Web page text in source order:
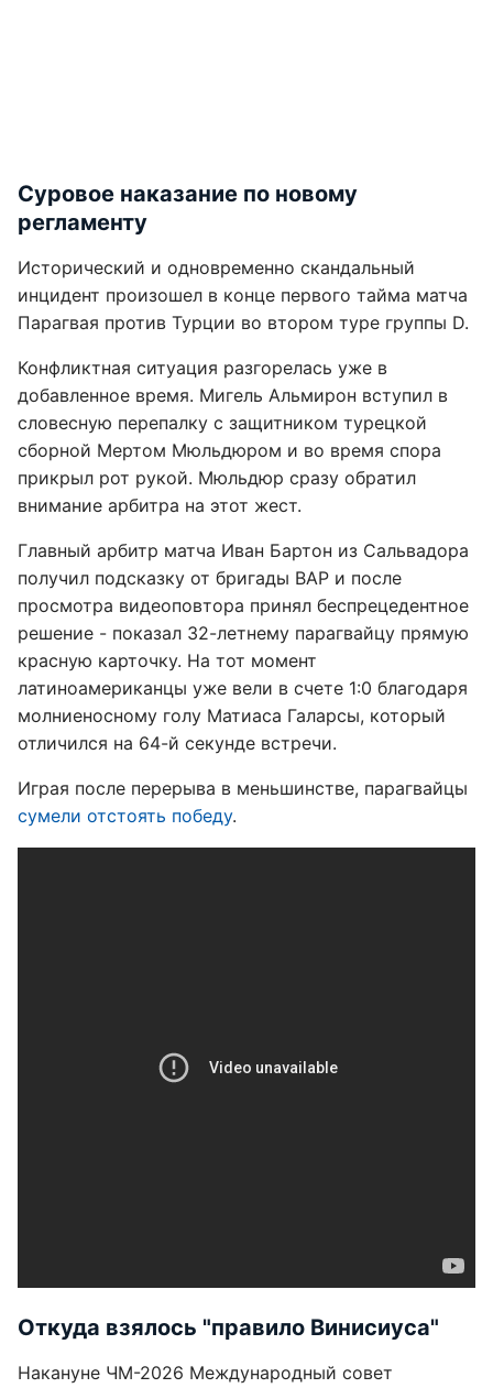
Суровое наказание по новому
регламенту
Исторический и одновременно скандальный
инцидент произошел в конце первого тайма матча
Парагвая против Турции во втором туре группы D.
Конфликтная ситуация разгорелась уже в
добавленное время. Мигель Альмирон вступил в
словесную перепалку с защитником турецкой
сборной Мертом Мюльдюром и во время спора
прикрыл рот рукой. Мюльдюр сразу обратил
внимание арбитра на этот жест.
Главный арбитр матча Иван Бартон из Сальвадора
получил подсказку от бригады ВАР и после
просмотра видеоповтора принял беспрецедентное
решение - показал 32-летнему парагвайцу прямую
красную карточку. На тот момент
латиноамериканцы уже вели в счете 1:0 благодаря
молниеносному голу Матиаса Галарсы, который
отличился на 64-й секунде встречи.
Играя после перерыва в меньшинстве, парагвайцы
сумели отстоять победу.
Откуда взялось "правило Винисиуса"
Накануне ЧМ-2026 Международный совет